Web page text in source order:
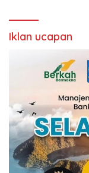
Iklan ucapan